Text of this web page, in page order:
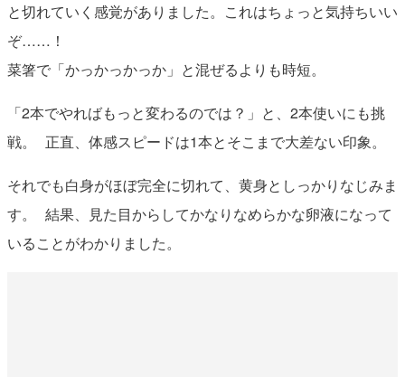
と切れていく感覚がありました。これはちょっと気持ちいい
ぞ……！
菜箸で「かっかっかっか」と混ぜるよりも時短。
「2本でやればもっと変わるのでは？」と、2本使いにも挑
戦。 正直、体感スピードは1本とそこまで大差ない印象。
それでも白身がほぼ完全に切れて、黄身としっかりなじみま
す。 結果、見た目からしてかなりなめらかな卵液になって
いることがわかりました。